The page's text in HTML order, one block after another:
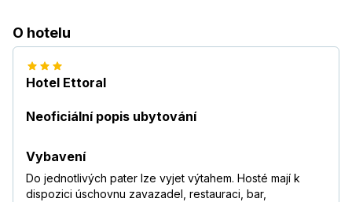
O hotelu
Hotel Ettoral
Neoficiální popis ubytování
Vybavení
Do jednotlivých pater lze vyjet výtahem. Hosté mají k
dispozici úschovnu zavazadel, restauraci, bar,